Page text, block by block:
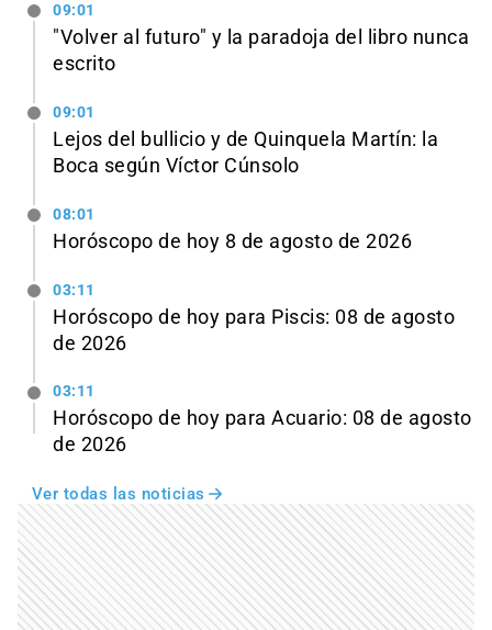
09:01
"Volver al futuro" y la paradoja del libro nunca
escrito
09:01
Lejos del bullicio y de Quinquela Martín: la
Boca según Víctor Cúnsolo
08:01
Horóscopo de hoy 8 de agosto de 2026
03:11
Horóscopo de hoy para Piscis: 08 de agosto
de 2026
03:11
Horóscopo de hoy para Acuario: 08 de agosto
de 2026
Ver todas las noticias